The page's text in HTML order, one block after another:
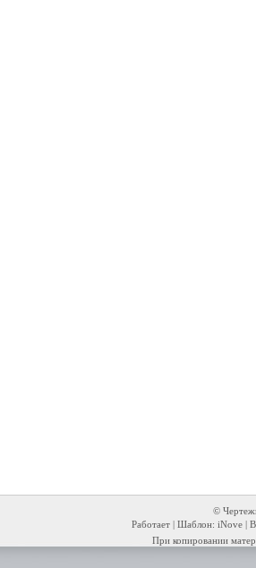
©
Работает | Шаблон: iNove |
При копировании